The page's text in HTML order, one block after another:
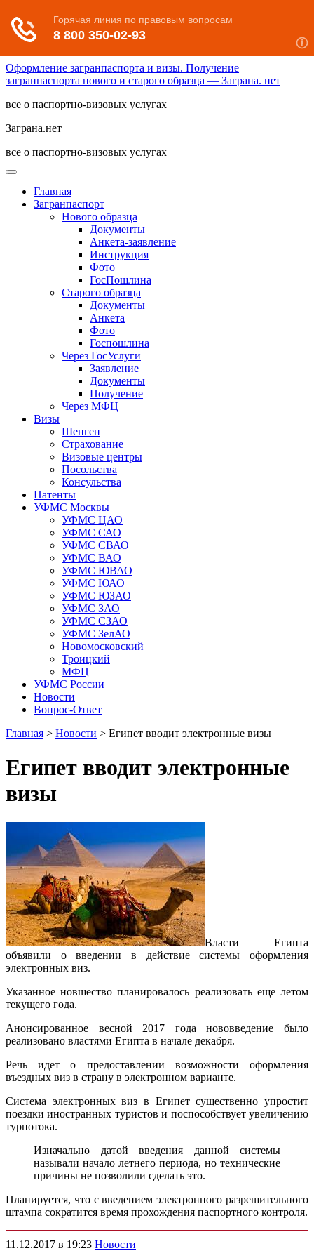
Оформление загранпаспорта и визы. Получение
загранпаспорта нового и старого образца — Заграна. нет
все о паспортно-визовых услугах
Заграна.нет
все о паспортно-визовых услугах
Главная
Загранпаспорт
Нового образца
Документы
Анкета-заявление
Инструкция
Фото
ГосПошлина
Старого образца
Документы
Анкета
Фото
Госпошлина
Через ГосУслуги
Заявление
Документы
Получение
Через МФЦ
Визы
Шенген
Страхование
Визовые центры
Посольства
Консульства
Патенты
УФМС Москвы
УФМС ЦАО
УФМС САО
УФМС СВАО
УФМС ВАО
УФМС ЮВАО
УФМС ЮАО
УФМС ЮЗАО
УФМС ЗАО
УФМС СЗАО
УФМС ЗелАО
Новомосковский
Троицкий
МФЦ
УФМС России
Новости
Вопрос-Ответ
Главная > Новости > Египет вводит электронные визы
Египет вводит электронные
визы
Власти Египта
объявили о введении в действие системы оформления
электронных виз.
Указанное новшество планировалось реализовать еще летом
текущего года.
Анонсированное весной 2017 года нововведение было
реализовано властями Египта в начале декабря.
Речь идет о предоставлении возможности оформления
въездных виз в страну в электронном варианте.
Система электронных виз в Египет существенно упростит
поездки иностранных туристов и поспособствует увеличению
турпотока.
Изначально датой введения данной системы
называли начало летнего периода, но технические
причины не позволили сделать это.
Планируется, что с введением электронного разрешительного
штампа сократится время прохождения паспортного контроля.
11.12.2017 в 19:23 Новости